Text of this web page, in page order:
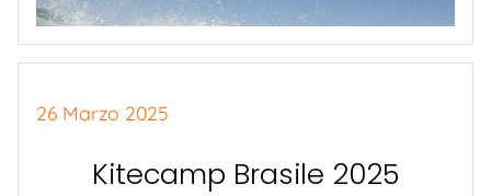
26 Marzo 2025
Kitecamp Brasile 2025